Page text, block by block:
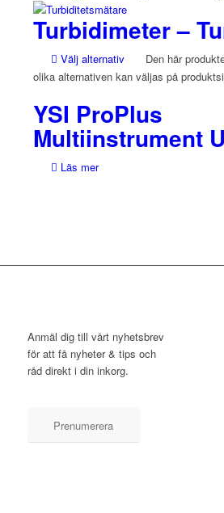
Turbidimeter –
Välj alternativ
Den här
olika alternativen kan väljas på
YSI ProPlus
Multiinstrument
Läs mer
Anmäl dig till vårt nyhetsbrev
för att få nyheter & tips och
råd direkt i din inkorg.
Prenumerera